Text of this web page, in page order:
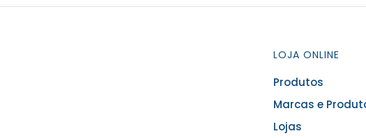
LOJA ONLINE
Produtos
Marcas e
Lojas